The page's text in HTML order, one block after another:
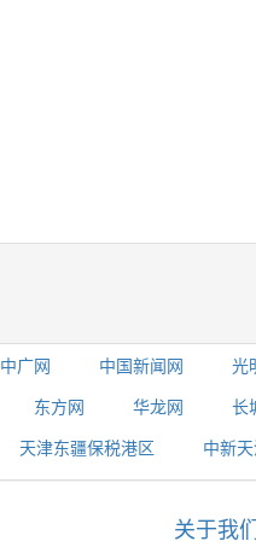
中广网 中国新闻网 光
东方网 华龙网 长
天津东疆保税港区 中新
关于我